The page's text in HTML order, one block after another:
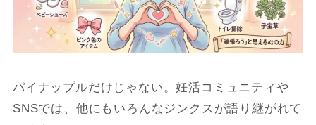
パイナップルだけじゃない。妊活コミュニティや
SNSでは、他にもいろんなジンクスが語り継がれて